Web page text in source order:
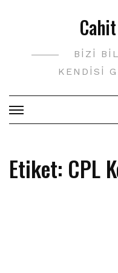
BIZI
KENDISI
Etiket: CPL